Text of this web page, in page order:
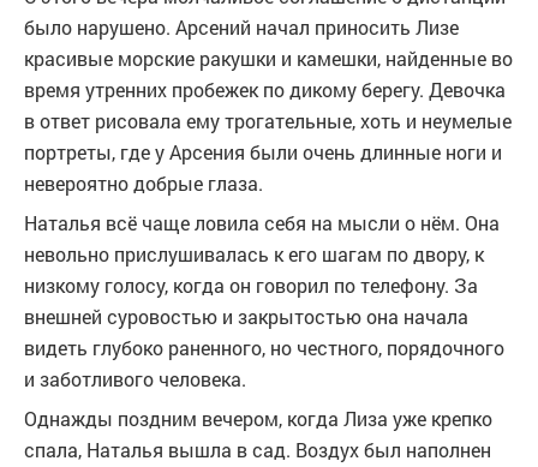
было нарушено. Арсений начал приносить Лизе
красивые морские ракушки и камешки, найденные во
время утренних пробежек по дикому берегу. Девочка
в ответ рисовала ему трогательные, хоть и неумелые
портреты, где у Арсения были очень длинные ноги и
невероятно добрые глаза.
Наталья всё чаще ловила себя на мысли о нём. Она
невольно прислушивалась к его шагам по двору, к
низкому голосу, когда он говорил по телефону. За
внешней суровостью и закрытостью она начала
видеть глубоко раненного, но честного, порядочного
и заботливого человека.
Однажды поздним вечером, когда Лиза уже крепко
спала, Наталья вышла в сад. Воздух был наполнен